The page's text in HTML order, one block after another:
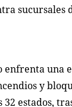
sucursales
enfrenta una
y
32 estados,